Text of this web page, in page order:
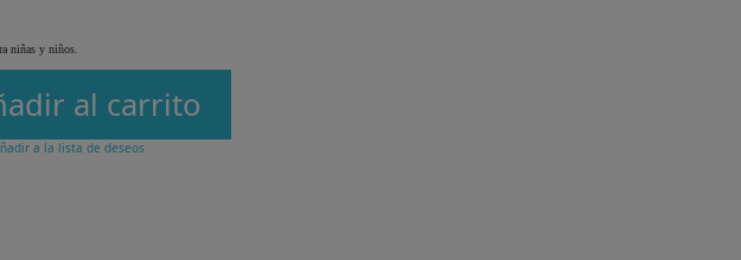
niñas y niños.
al carrito
a la lista de deseos